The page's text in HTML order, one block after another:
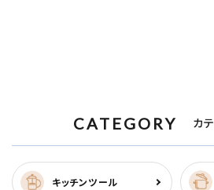
CATEGORY カ
キッチンツール